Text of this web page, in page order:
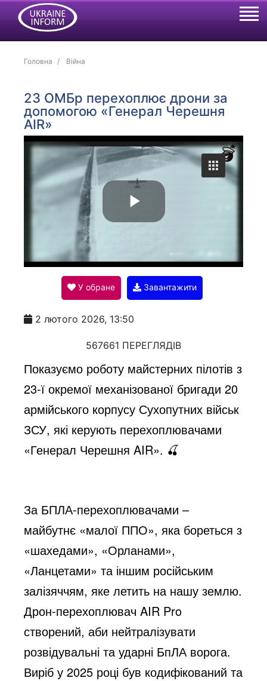
Головна Війна
23 ОМБр перехоплює дрони за
допомогою «Генерал Черешня
AIR»
P
l
a
y
V
i
e
o
У обране Завантажити
2 лютого 2026, 13:50
567661 ПЕРЕГЛЯДІВ
Показуємо роботу майстерних пілотів з
23-ї окремої механізованої бригади 20
армійського корпусу Сухопутних військ
ЗСУ, які керують перехоплювачами
«Генерал Черешня AIR». 🍒
За БПЛА-перехоплювачами –
майбутнє «малої ППО», яка бореться з
«шахедами», «Орланами»,
«Ланцетами» та іншим російським
залізяччям, яке летить на нашу землю.
Дрон-перехоплювач AIR Pro
створений, аби нейтралізувати
розвідувальні та ударні БпЛА ворога.
Виріб у 2025 році був кодифікований та